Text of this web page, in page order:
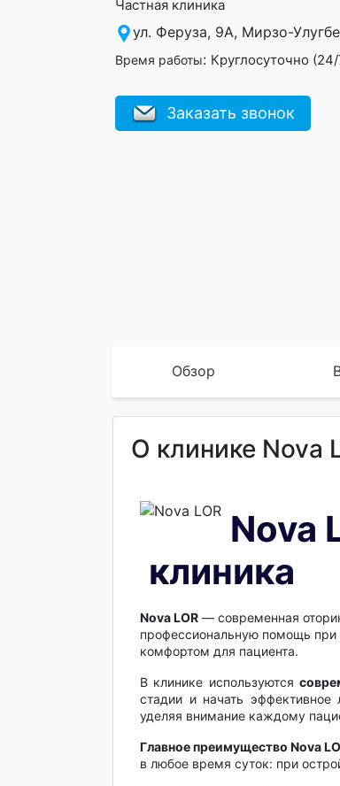
Частная клиника
ул. Феруза, 9А, Мирзо-
Время работы: Круглосуточно
Заказать звонок
Обзор
О клинике Nova
Nova
клиника
Nova LOR — современная
профессиональную помощь
комфортом для пациента.
В клинике используются
стадии и начать
уделяя внимание каждому
Главное преимущество Nova
в любое время суток: при